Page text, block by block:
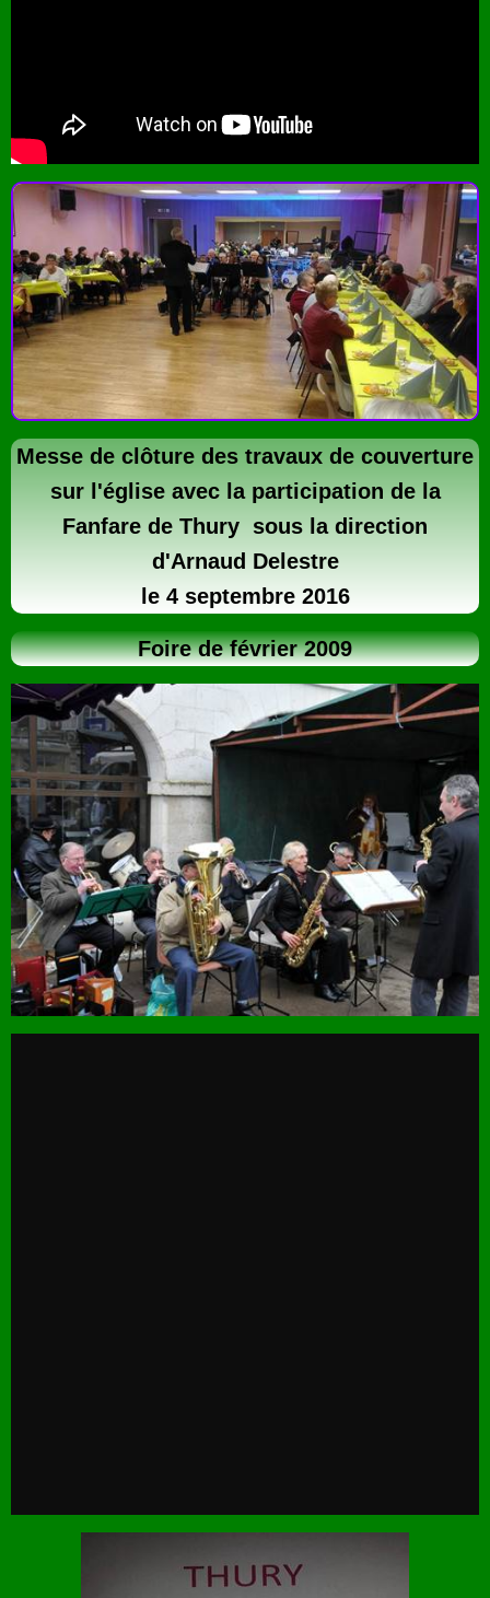
Messe de clôture des travaux de couverture
sur l'église avec la participation de la
Fanfare de Thury sous la direction
d'Arnaud Delestre
le 4 septembre 2016
Foire de février 2009